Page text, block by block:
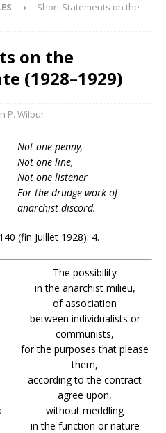
Short Statements on the
on the
(1928–1929)
P. Wilbur
Not one penny,
Not one line,
Not one listener
For the drudge-work of
anarchist discord.
(fin Juillet 1928): 4.
The possibility
in the anarchist milieu,
of association
between individualists or
communists,
for the purposes that please
them,
according to the contract
agree upon,
without meddling
in the function or nature